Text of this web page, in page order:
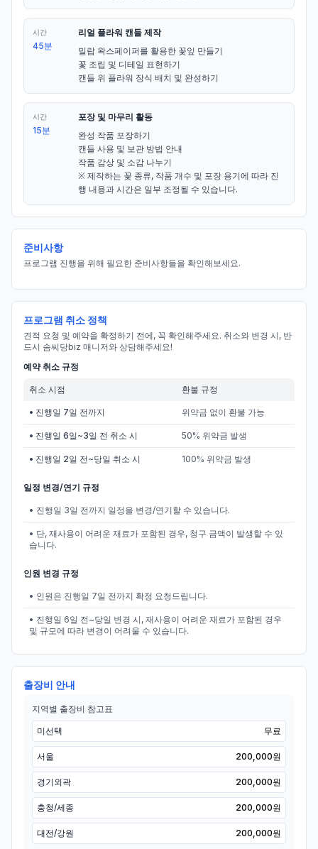
시간
45분
리얼 플라워 캔들 제작
밀랍 왁스페이퍼를 활용한 꽃잎 만들기
꽃 조립 및 디테일 표현하기
캔들 위 플라워 장식 배치 및 완성하기
시간
15분
포장 및 마무리 활동
완성 작품 포장하기
캔들 사용 및 보관 방법 안내
작품 감상 및 소감 나누기
※ 제작하는 꽃 종류, 작품 개수 및 포장 용기에 따라 진
행 내용과 시간은 일부 조정될 수 있습니다.
준비사항
프로그램 진행을 위해 필요한 준비사항들을 확인해보세요.
프로그램 취소 정책
견적 요청 및 예약을 확정하기 전에, 꼭 확인해주세요. 취소와 변경 시, 반
드시 솜씨당biz 매니저와 상담해주세요!
예약 취소 규정
취소 시점 환불 규정
• 진행일 7일 전까지 위약금 없이 환불 가능
• 진행일 6일~3일 전 취소 시 50% 위약금 발생
• 진행일 2일 전~당일 취소 시 100% 위약금 발생
일정 변경/연기 규정
• 진행일 3일 전까지 일정을 변경/연기할 수 있습니다.
• 단, 재사용이 어려운 재료가 포함된 경우, 청구 금액이 발생할 수 있
습니다.
인원 변경 규정
• 인원은 진행일 7일 전까지 확정 요청드립니다.
• 진행일 6일 전~당일 변경 시, 재사용이 어려운 재료가 포함된 경우
및 규모에 따라 변경이 어려울 수 있습니다.
출장비 안내
지역별 출장비 참고표
미선택 무료
서울 200,000원
경기외곽 200,000원
충청/세종 200,000원
대전/강원 200,000원